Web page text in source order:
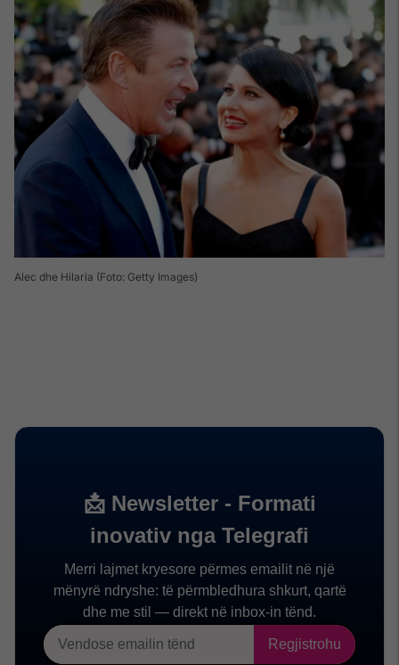
Alec dhe Hilaria (Foto: Getty Images)